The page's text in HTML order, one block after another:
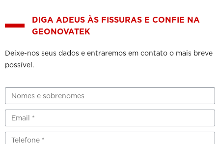
DIGA ADEUS ÀS FISSURAS E CONFIE NA
GEONOVATEK
Deixe-nos seus dados e entraremos em contato o mais breve
possível.